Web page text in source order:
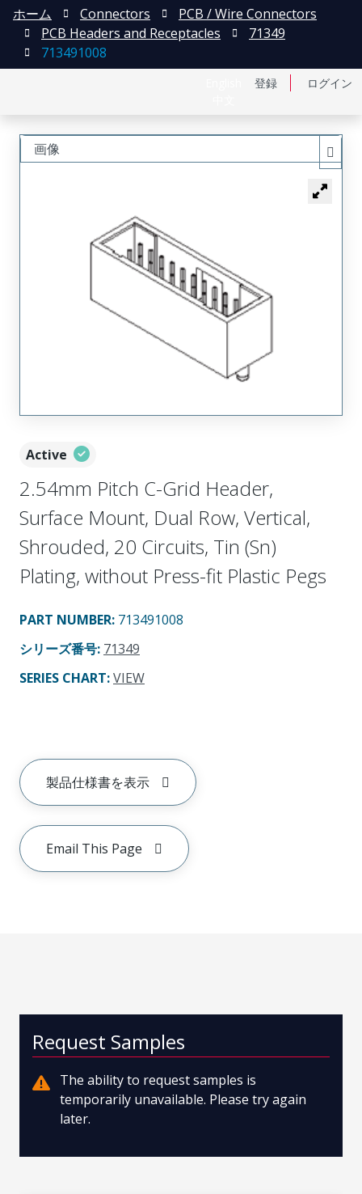
登録 ログイン
ホーム Connectors
PCB / Wire Connectors
PCB Headers and Receptacles
71349
713491008
Active
2.54mm Pitch C-Grid Header,
Surface Mount, Dual Row, Vertical,
Shrouded, 20 Circuits, Tin (Sn)
Plating, without Press-fit Plastic Pegs
PART NUMBER: 713491008
シリーズ番号: 71349
SERIES CHART:VIEW
製品仕様書を表示
Email This Page
画像
Request Samples
The ability to request samples is
temporarily unavailable. Please try again
later.